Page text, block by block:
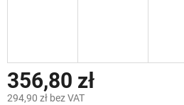
356,80 zł
294,90 zł bez VAT